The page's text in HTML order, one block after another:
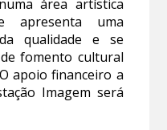
área artística
apresenta uma
qualidade e se
fomento cultural
apoio financeiro a
Imagem será